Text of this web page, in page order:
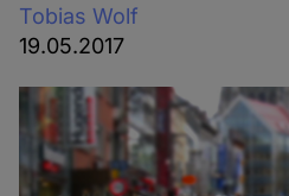
Tobias Wolf
19.05.2017